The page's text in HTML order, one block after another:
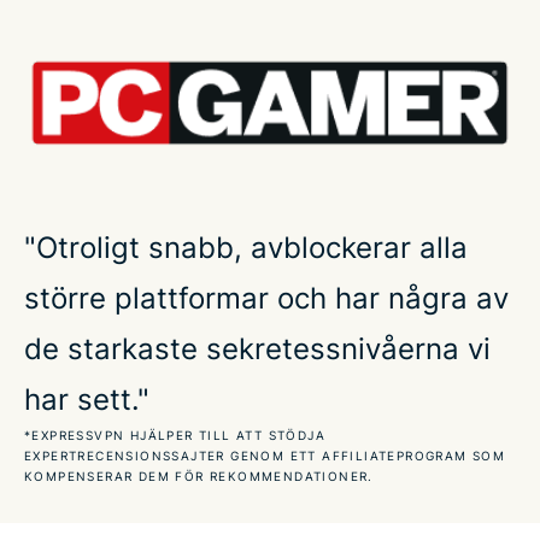
Använd ett VPN för alla de populäraste spelen
Få en fördel med ett VPN för molngaming
FAQ: Att använda ett VPNför gaming
Vad gamers har att säga om oss
"Otroligt snabb, avblockerar alla
större plattformar och har några av
de starkaste sekretessnivåerna vi
har sett."
*EXPRESSVPN HJÄLPER TILL ATT STÖDJA
EXPERTRECENSIONSSAJTER GENOM ETT AFFILIATEPROGRAM SOM
KOMPENSERAR DEM FÖR REKOMMENDATIONER.